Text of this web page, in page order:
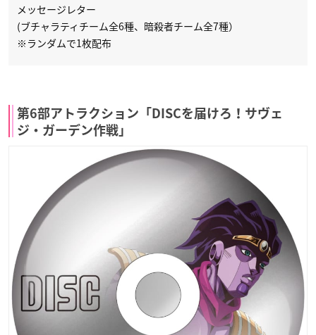
メッセージレター
(ブチャラティチーム全6種、暗殺者チーム全7種）
※ランダムで1枚配布
第6部アトラクション「DISCを届けろ！サヴェ
ジ・ガーデン作戦」